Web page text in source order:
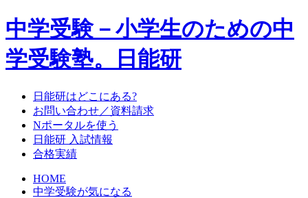
中学受験－小学生のための中
学受験塾。日能研
日能研はどこにある?
お問い合わせ／資料請求
Nポータルを使う
日能研 入試情報
合格実績
HOME
中学受験が気になる